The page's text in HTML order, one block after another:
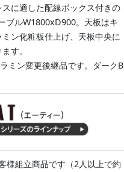
に適した配線ボックス付きの
ブルW1800xD900。天板はキ
ン化粧板仕上げ、天板中央に
す。
ミン変更後継品です。ダークB
様組立商品です（2人以上で約